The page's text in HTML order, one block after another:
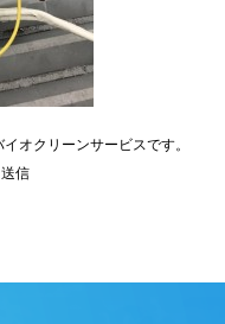
オクリーンサービスです。
信